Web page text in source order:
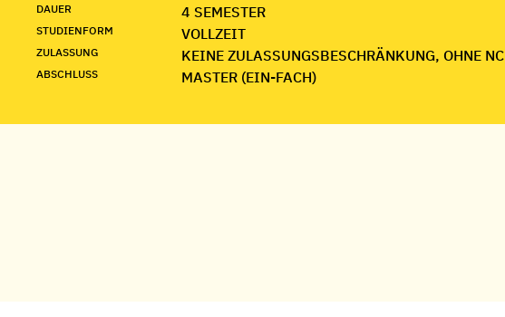
DAUER 4 SEMESTER
STUDIENFORM VOLLZEIT
ZULASSUNG KEINE ZULASSUNGSBESCHRÄNKUNG, OHNE NC
ABSCHLUSS MASTER (EIN-FACH)